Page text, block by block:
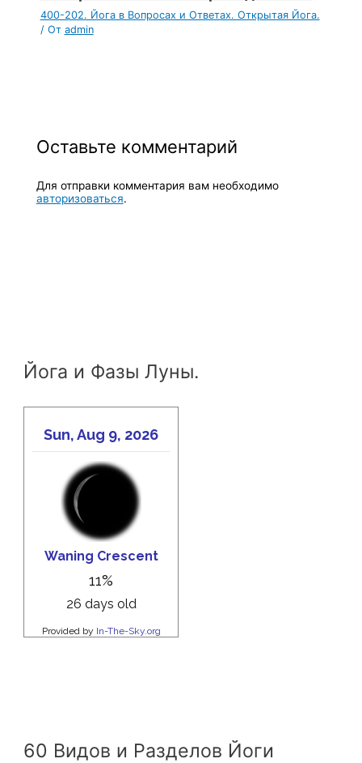
400-202. Йога в Вопросах и Ответах. Открытая Йога.
/ От admin
Оставьте комментарий
Для отправки комментария вам необходимо
авторизоваться.
Йога и Фазы Луны.
60 Видов и Разделов Йоги